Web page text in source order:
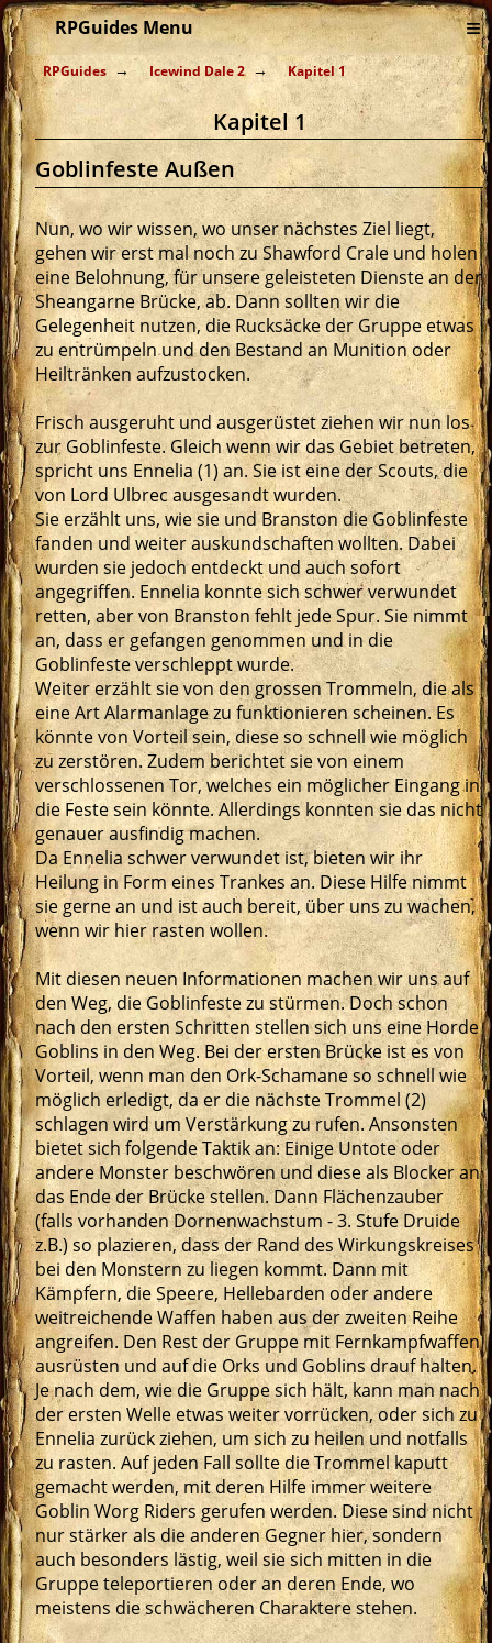
RPGuides Menu ≡
RPGuides Icewind Dale 2 Kapitel 1
Kapitel 1
Goblinfeste Außen
Nun, wo wir wissen, wo unser nächstes Ziel liegt,
gehen wir erst mal noch zu Shawford Crale und holen
eine Belohnung, für unsere geleisteten Dienste an der
Sheangarne Brücke, ab. Dann sollten wir die
Gelegenheit nutzen, die Rucksäcke der Gruppe etwas
zu entrümpeln und den Bestand an Munition oder
Heiltränken aufzustocken.
Frisch ausgeruht und ausgerüstet ziehen wir nun los
zur Goblinfeste. Gleich wenn wir das Gebiet betreten,
spricht uns Ennelia (1) an. Sie ist eine der Scouts, die
von Lord Ulbrec ausgesandt wurden.
Sie erzählt uns, wie sie und Branston die Goblinfeste
fanden und weiter auskundschaften wollten. Dabei
wurden sie jedoch entdeckt und auch sofort
angegriffen. Ennelia konnte sich schwer verwundet
retten, aber von Branston fehlt jede Spur. Sie nimmt
an, dass er gefangen genommen und in die
Goblinfeste verschleppt wurde.
Weiter erzählt sie von den grossen Trommeln, die als
eine Art Alarmanlage zu funktionieren scheinen. Es
könnte von Vorteil sein, diese so schnell wie möglich
zu zerstören. Zudem berichtet sie von einem
verschlossenen Tor, welches ein möglicher Eingang in
die Feste sein könnte. Allerdings konnten sie das nicht
genauer ausfindig machen.
Da Ennelia schwer verwundet ist, bieten wir ihr
Heilung in Form eines Trankes an. Diese Hilfe nimmt
sie gerne an und ist auch bereit, über uns zu wachen,
wenn wir hier rasten wollen.
Mit diesen neuen Informationen machen wir uns auf
den Weg, die Goblinfeste zu stürmen. Doch schon
nach den ersten Schritten stellen sich uns eine Horde
Goblins in den Weg. Bei der ersten Brücke ist es von
Vorteil, wenn man den Ork-Schamane so schnell wie
möglich erledigt, da er die nächste Trommel (2)
schlagen wird um Verstärkung zu rufen. Ansonsten
bietet sich folgende Taktik an: Einige Untote oder
andere Monster beschwören und diese als Blocker an
das Ende der Brücke stellen. Dann Flächenzauber
(falls vorhanden Dornenwachstum - 3. Stufe Druide
z.B.) so plazieren, dass der Rand des Wirkungskreises
bei den Monstern zu liegen kommt. Dann mit
Kämpfern, die Speere, Hellebarden oder andere
weitreichende Waffen haben aus der zweiten Reihe
angreifen. Den Rest der Gruppe mit Fernkampfwaffen
ausrüsten und auf die Orks und Goblins drauf halten.
Je nach dem, wie die Gruppe sich hält, kann man nach
der ersten Welle etwas weiter vorrücken, oder sich zu
Ennelia zurück ziehen, um sich zu heilen und notfalls
zu rasten. Auf jeden Fall sollte die Trommel kaputt
gemacht werden, mit deren Hilfe immer weitere
Goblin Worg Riders gerufen werden. Diese sind nicht
nur stärker als die anderen Gegner hier, sondern
auch besonders lästig, weil sie sich mitten in die
Gruppe teleportieren oder an deren Ende, wo
meistens die schwächeren Charaktere stehen.